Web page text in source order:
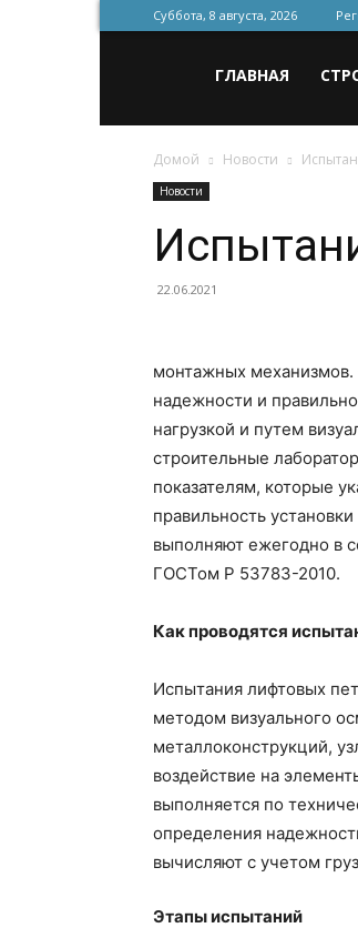
Суббота, 8 августа, 2026
для
строительства
ремонта
ГЛАВНАЯ
Домой Новости
Новости
22.06.2021
монтажных механизмов.
надежности и
нагрузкой и путем
строительные
показателям, которые
правильность
выполняют ежегодно в
ГОСТом Р 53783-2010.
Как проводятся
Испытания лифтовых
методом визуального
металлоконструкций,
воздействие на
выполняется по
определения
вычисляют с учетом
Этапы испытаний